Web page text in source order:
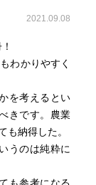
2021.09.08
わかりやすく
を考えるとい
きです。農業
も納得した。
うのは純粋に